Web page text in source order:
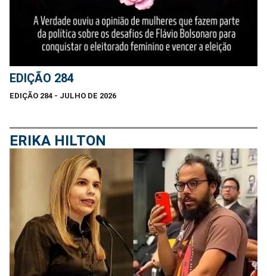
EDIÇÃO 284
EDIÇÃO 284 - JULHO DE 2026
ERIKA HILTON